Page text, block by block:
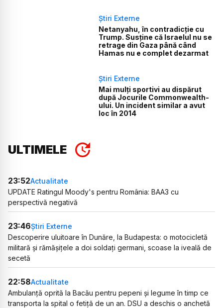
Știri Externe
Netanyahu, în contradicție cu
Trump. Susține că Israelul nu se
retrage din Gaza până când
Hamas nu e complet dezarmat
Știri Externe
Mai mulți sportivi au dispărut
după Jocurile Commonwealth-
ului. Un incident similar a avut
loc în 2014
ULTIMELE
23:52Actualitate
UPDATE Ratingul Moody's pentru România: BAA3 cu
perspectivă negativă
23:46Știri Externe
Descoperire uluitoare în Dunăre, la Budapesta: o motocicletă
militară și rămășițele a doi soldați germani, scoase la iveală de
secetă
22:58Actualitate
Ambulanță oprită la Bacău pentru pepeni și legume în timp ce
transporta la spital o fetiță de un an. DSU a deschis o anchetă